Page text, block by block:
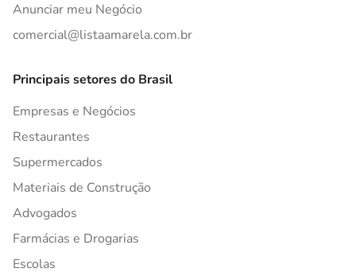
Anunciar meu Negócio
comercial@listaamarela.com.br
Principais setores do Brasil
Empresas e Negócios
Restaurantes
Supermercados
Materiais de Construção
Advogados
Farmácias e Drogarias
Escolas